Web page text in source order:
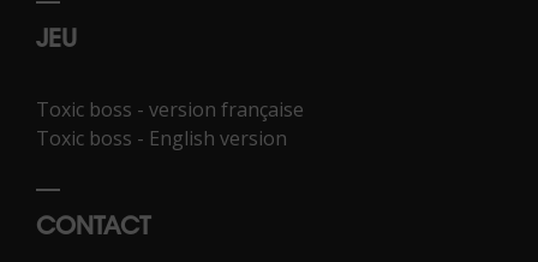
JEU
Toxic boss - version française
Toxic boss - English version
CONTACT